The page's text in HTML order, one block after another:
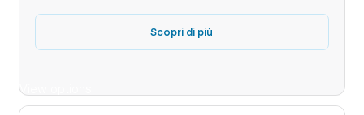
Scopri di più
View options